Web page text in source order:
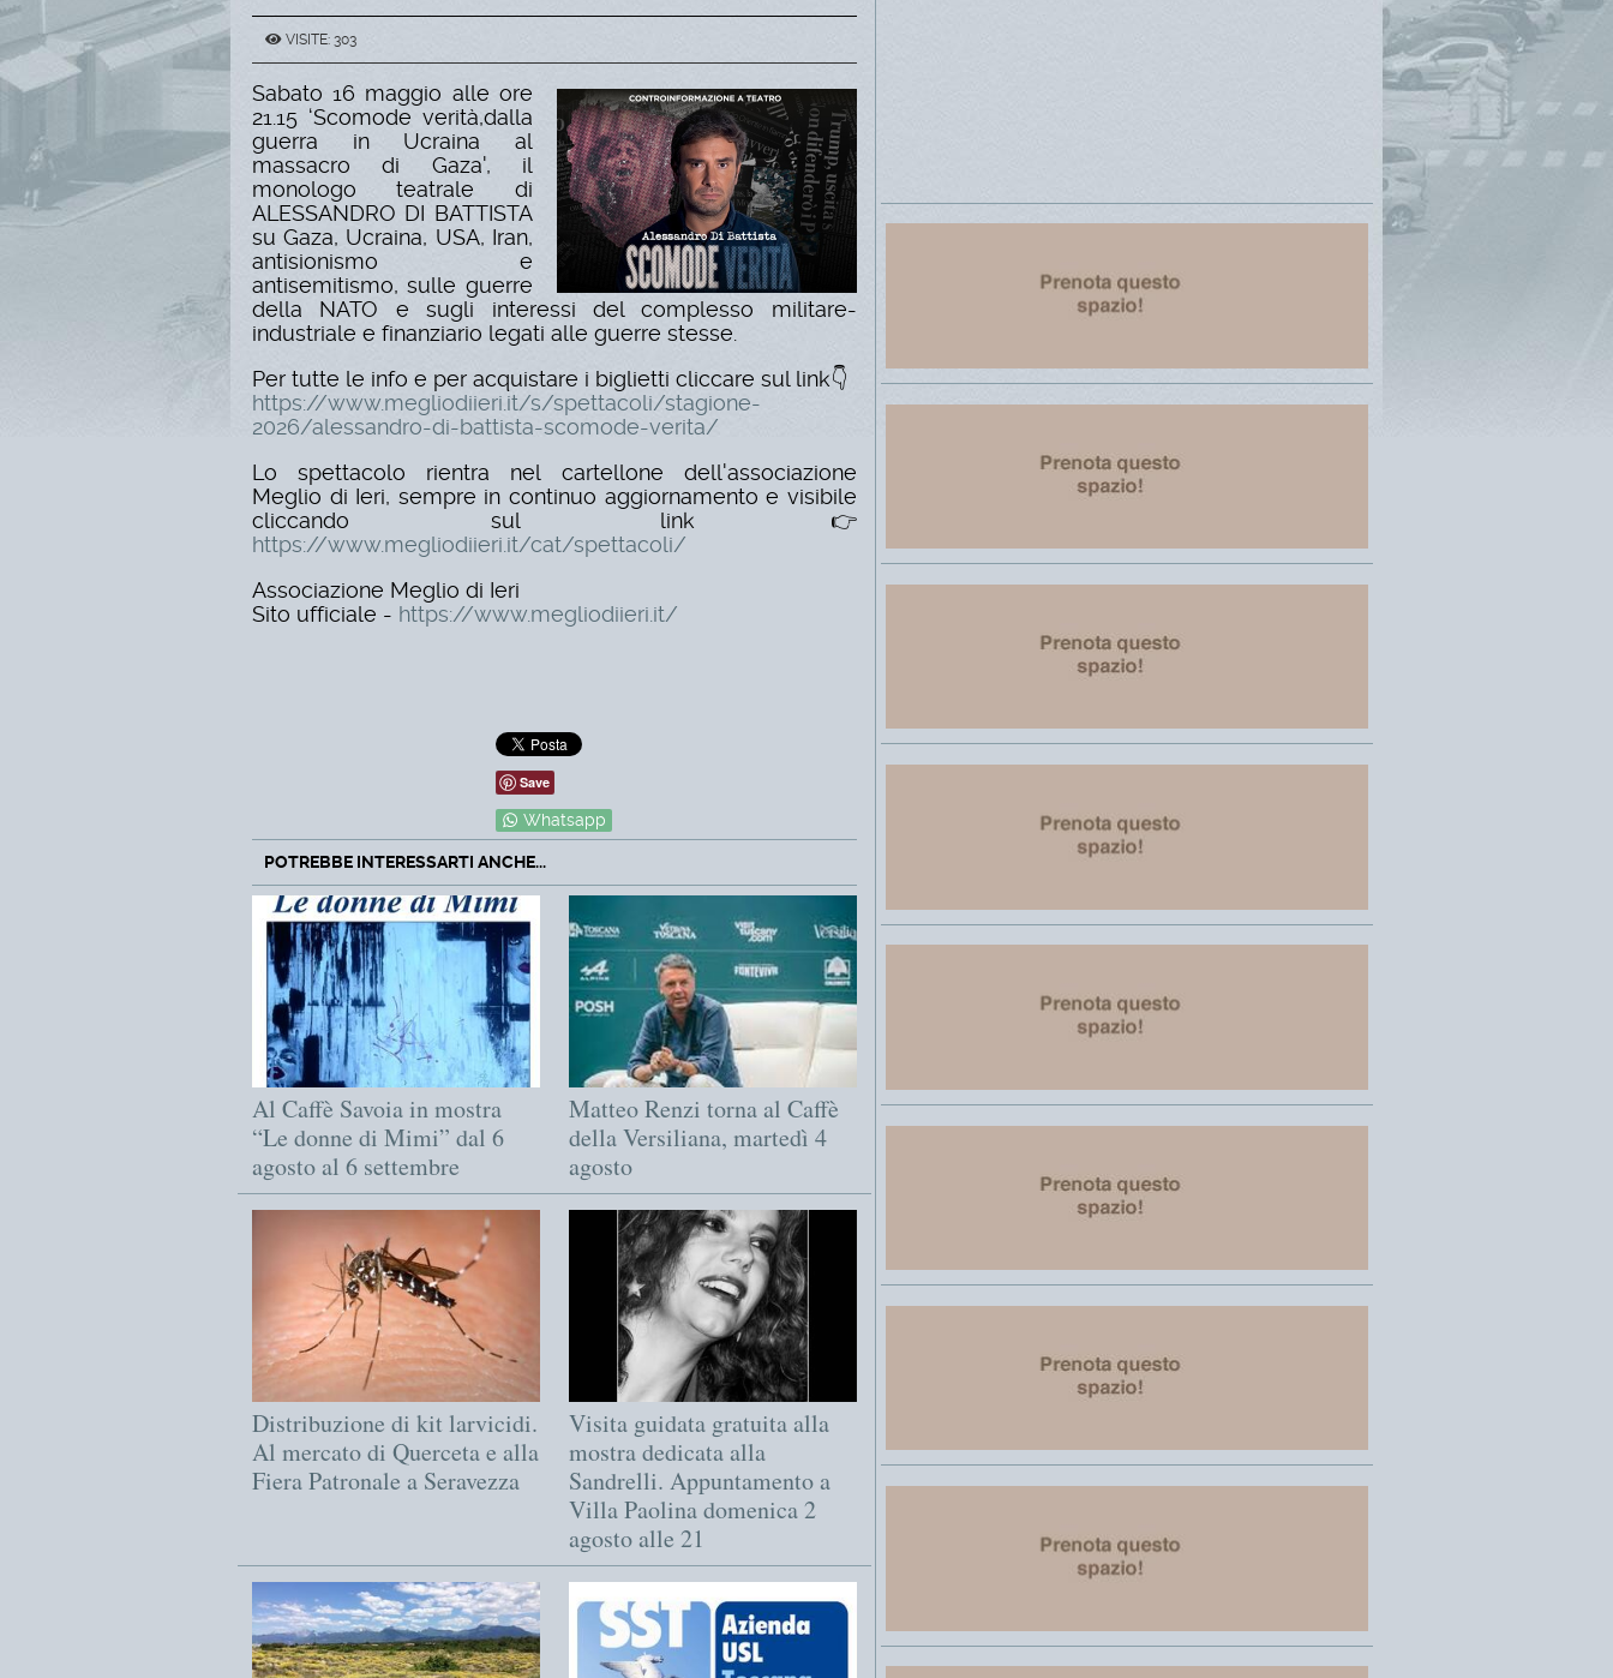
VISITE: 303
Sabato 16 maggio alle ore
21.15 ‘Scomode verità,dalla
guerra in Ucraina al
massacro di Gaza', il
monologo teatrale di
ALESSANDRO DI BATTISTA
su Gaza, Ucraina, USA, Iran,
antisionismo e
antisemitismo, sulle guerre
della NATO e sugli interessi del complesso militare-
industriale e finanziario legati alle guerre stesse.
Per tutte le info e per acquistare i biglietti cliccare sul link👇
https://www.megliodiieri.it/s/spettacoli/stagione-
2026/alessandro-di-battista-scomode-verita/
Lo spettacolo rientra nel cartellone dell'associazione
Meglio di Ieri, sempre in continuo aggiornamento e visibile
cliccando sul link👉
https://www.megliodiieri.it/cat/spettacoli/
Associazione Meglio di Ieri
Sito ufficiale - https://www.megliodiieri.it/
Save
Whatsapp
POTREBBE INTERESSARTI ANCHE...
Al Caffè Savoia in mostra
“Le donne di Mimi” dal 6
agosto al 6 settembre
Matteo Renzi torna al Caffè
della Versiliana, martedì 4
agosto
Distribuzione di kit larvicidi.
Al mercato di Querceta e alla
Fiera Patronale a Seravezza
Visita guidata gratuita alla
mostra dedicata alla
Sandrelli. Appuntamento a
Villa Paolina domenica 2
agosto alle 21